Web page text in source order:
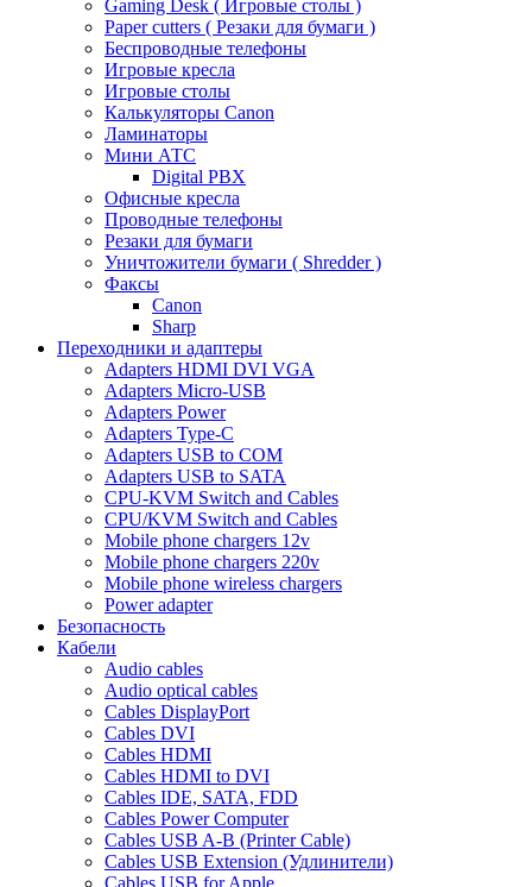
Gaming Desk ( Игровые столы )
Paper cutters ( Резаки для бумаги )
Беспроводные телефоны
Игровые кресла
Игровые столы
Калькуляторы Canon
Ламинаторы
Мини АТС
Digital PBX
Офисные кресла
Проводные телефоны
Резаки для бумаги
Уничтожители бумаги ( Shredder )
Факсы
Canon
Sharp
Переходники и адаптеры
Adapters HDMI DVI VGA
Adapters Micro-USB
Adapters Power
Adapters Type-C
Adapters USB to COM
Adapters USB to SATA
CPU-KVM Switch and Cables
CPU/KVM Switch and Cables
Mobile phone chargers 12v
Mobile phone chargers 220v
Mobile phone wireless chargers
Power adapter
Безопасность
Кабели
Audio cables
Audio optical cables
Cables DisplayPort
Cables DVI
Cables HDMI
Cables HDMI to DVI
Cables IDE, SATA, FDD
Cables Power Computer
Cables USB A-B (Printer Cable)
Cables USB Extension (Удлинители)
Cables USB for Apple